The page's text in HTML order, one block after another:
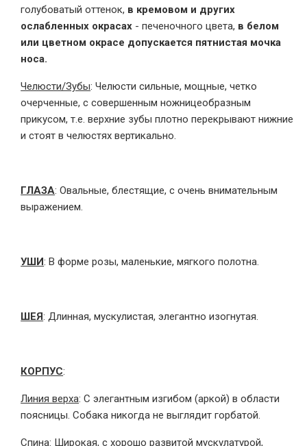
голубоватый оттенок, в кремовом и других
ослабленных окрасах - печеночного цвета, в белом
или цветном окрасе допускается пятнистая мочка
носа.
Челюсти/Зубы: Челюсти сильные, мощные, четко
очерченные, с совершенным ножницеобразным
прикусом, т.е. верхние зубы плотно перекрывают нижние
и стоят в челюстях вертикально.
ГЛАЗА: Овальные, блестящие, с очень внимательным
выражением.
УШИ: В форме розы, маленькие, мягкого полотна.
ШЕЯ: Длинная, мускулистая, элегантно изогнутая.
КОРПУС:
Линия верха: С элегантным изгибом (аркой) в области
поясницы. Собака никогда не выглядит горбатой.
Спина: Широкая, с хорошо развитой мускулатурой,